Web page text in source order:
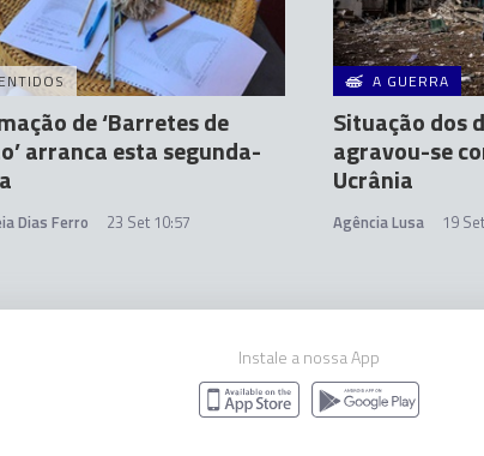
de ‘Barretes de
arranca esta segunda-
Dias Ferro 23 Set 10:57
A GUERRA
Situação dos
agravou-se
Ucrânia
Agência Lusa 19
Instale a nossa App